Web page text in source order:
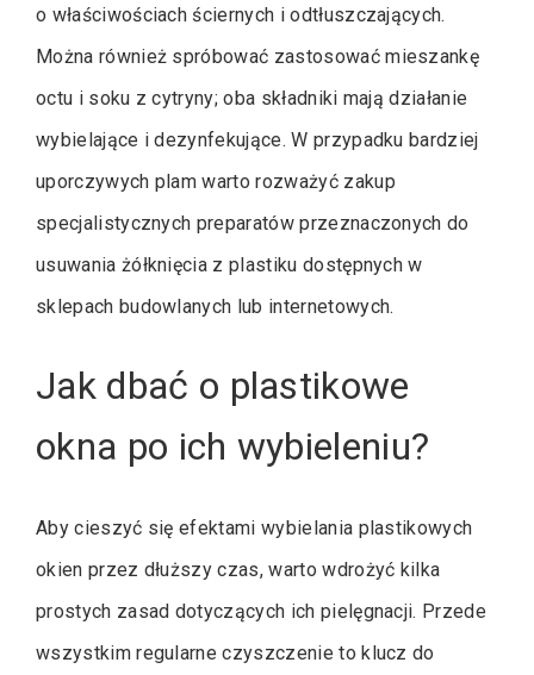
o właściwościach ściernych i odtłuszczających.
Można również spróbować zastosować mieszankę
octu i soku z cytryny; oba składniki mają działanie
wybielające i dezynfekujące. W przypadku bardziej
uporczywych plam warto rozważyć zakup
specjalistycznych preparatów przeznaczonych do
usuwania żółknięcia z plastiku dostępnych w
sklepach budowlanych lub internetowych.
Jak dbać o plastikowe
okna po ich wybieleniu?
Aby cieszyć się efektami wybielania plastikowych
okien przez dłuższy czas, warto wdrożyć kilka
prostych zasad dotyczących ich pielęgnacji. Przede
wszystkim regularne czyszczenie to klucz do